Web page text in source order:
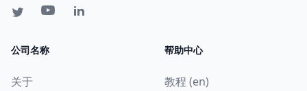
公司名称
关于
帮助中心
教程 (en)